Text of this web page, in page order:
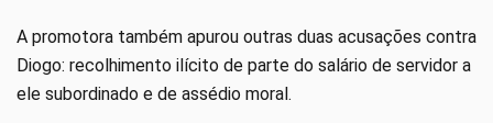
A promotora também apurou outras duas acusações contra
Diogo: recolhimento ilícito de parte do salário de servidor a
ele subordinado e de assédio moral.